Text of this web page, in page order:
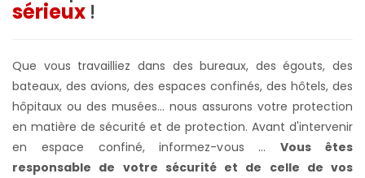
sérieux !
Que vous travailliez dans des bureaux, des égouts, des
bateaux, des avions, des espaces confinés, des hôtels, des
hôpitaux ou des musées... nous assurons votre protection
en matière de sécurité et de protection. Avant d'intervenir
en espace confiné, informez-vous ...Vous êtes
responsable de votre sécurité et de celle de vos